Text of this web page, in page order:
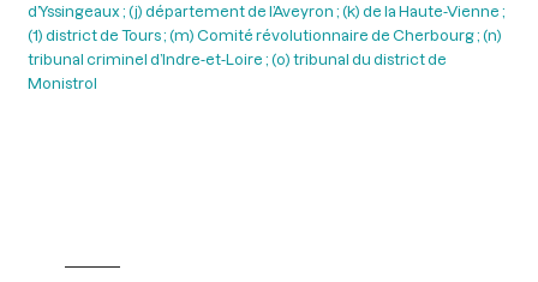
d’Yssingeaux ; (j) département de l’Aveyron ; (k) de la Haute-Vienne ;
(1) district de Tours ; (m) Comité révolutionnaire de Cherbourg ; (n)
tribunal criminel d’Indre-et-Loire ; (o) tribunal du district de
Monistrol